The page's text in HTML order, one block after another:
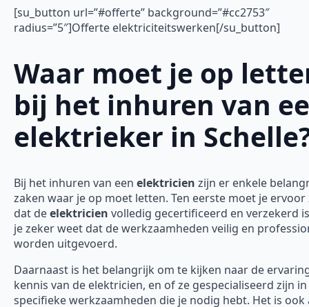
[su_button url=”#offerte” background=”#cc2753″
radius=”5″]Offerte elektriciteitswerken[/su_button]
Waar moet je op
bij het inhuren van
elektrieker in
Bij het inhuren van een elektricien zijn er enkele
zaken waar je op moet letten. Ten eerste moet je
dat deelektricien volledig gecertificeerd en verzekerd
je zeker weet dat de werkzaamheden veilig en
worden uitgevoerd.
Daarnaast is het belangrijk om te kijken naar de
kennis van de elektricien, en of ze gespecialiseerd zijn
specifieke werkzaamheden die je nodig hebt. Het is ook